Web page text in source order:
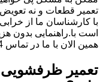
تعمیر قطعات و نه
با کارشناسان ما از
است با.راهنمایی بدون
همین الان با ما در تماس 09109131734 آقای حبیب محمدی باشید
تعمیر